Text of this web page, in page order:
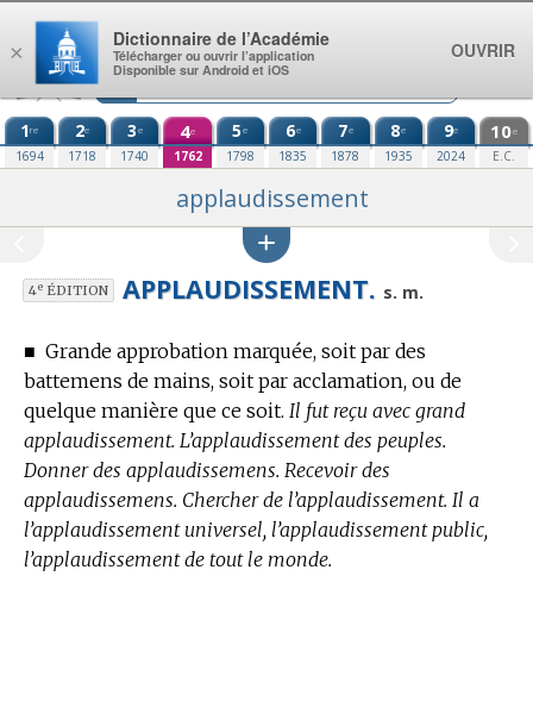
Aller au contenu
1re
1694
2e
1718
3e
1740
4e
1762
5e
1798
6e
1835
7e
1878
8e
1935
9e
2024
10e
E.C.
applaudissement
4eÉDITION APPLAUDISSEMENT. s. m.
■ Grande approbation marquée, soit par des
battemens de mains, soit par acclamation, ou de
quelque manière que ce soit. Il fut reçu avec grand
applaudissement. L’applaudissement des peuples.
Donner des applaudissemens. Recevoir des
applaudissemens. Chercher de l’applaudissement. Il a
l’applaudissement universel, l’applaudissement public,
l’applaudissement de tout le monde.
×
Dictionnaire de l’Académie
Télécharger ou ouvrir l’application
Disponible sur Android et iOS
OUVRIR